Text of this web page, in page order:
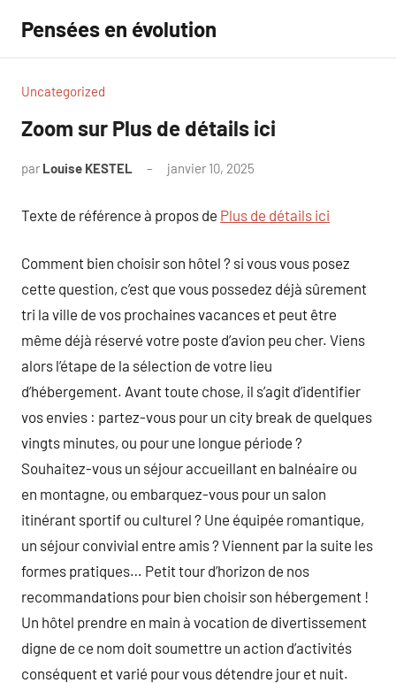
contenu
Pensées en évolution
Uncategorized
Zoom sur Plus de détails ici
par Louise KESTEL janvier 10, 2025
Texte de référence à propos de Plus de détails ici
Comment bien choisir son hôtel ? si vous vous posez
cette question, c’est que vous possedez déjà sûrement
tri la ville de vos prochaines vacances et peut être
même déjà réservé votre poste d’avion peu cher. Viens
alors l’étape de la sélection de votre lieu
d’hébergement. Avant toute chose, il s’agit d’identifier
vos envies : partez-vous pour un city break de quelques
vingts minutes, ou pour une longue période ?
Souhaitez-vous un séjour accueillant en balnéaire ou
en montagne, ou embarquez-vous pour un salon
itinérant sportif ou culturel ? Une équipée romantique,
un séjour convivial entre amis ? Viennent par la suite les
formes pratiques… Petit tour d’horizon de nos
recommandations pour bien choisir son hébergement !
Un hôtel prendre en main à vocation de divertissement
digne de ce nom doit soumettre un action d’activités
conséquent et varié pour vous détendre jour et nuit.